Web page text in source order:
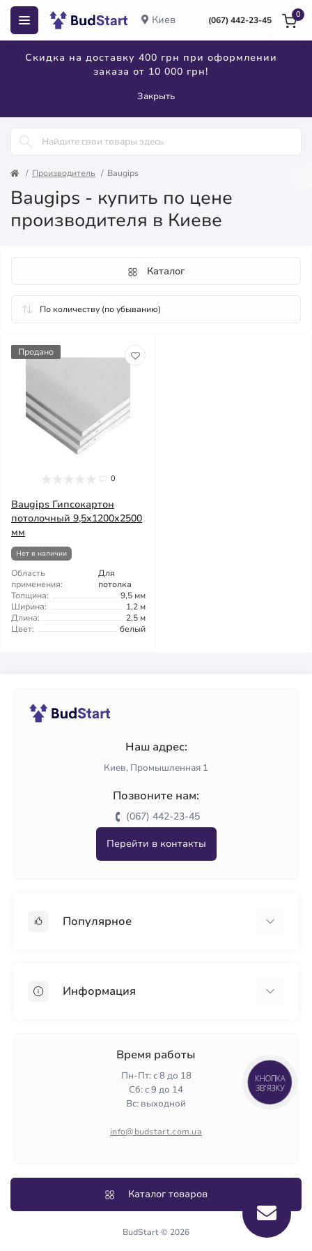
Киев (067) 442-23-45
Скидка на доставку 400 грн при оформлении
заказа от 10 000 грн!
Закрыть
0
Производитель Baugips
Baugips - купить по цене
производителя в Киеве
Каталог
Продано
0
Baugips Гипсокартон
потолочный 9,5x1200x2500
мм
Нет в наличии
Область
применения:
Для
потолка
Толщина:
9,5 мм
Ширина:
1,2 м
Длина:
2,5 м
Цвет:
белый
Наш адрес:
Киев, Промышленная 1
Позвоните нам:
(067) 442-23-45
Перейти в контакты
Популярное
ПенопластИнформация
Политика конфиденциальности
Время работы
Пн-Пт: с 8 до 18
Сб: с 9 до 14
Вс: выходной
info@budstart.com.ua
Каталог товаров
BudStart © 2026
КНОПКА
ЗВ'ЯЗКУ